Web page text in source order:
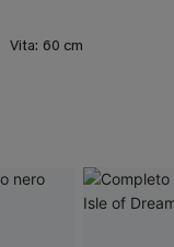
Vita: 60 cm